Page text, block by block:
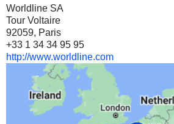
Worldline SA
Tour Voltaire
92059, Paris
+33 1 34 34 95 95
http://www.worldline.com